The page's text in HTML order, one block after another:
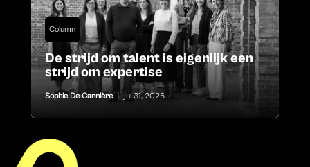
Column
De strijd om talent is eigenlijk een
strijd om expertise
Sophie De Cannière jul 31, 2026